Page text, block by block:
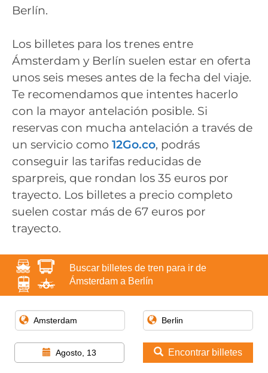
Berlín.
Los billetes para los trenes entre
Ámsterdam y Berlín suelen estar en oferta
unos seis meses antes de la fecha del viaje.
Te recomendamos que intentes hacerlo
con la mayor antelación posible. Si
reservas con mucha antelación a través de
un servicio como 12Go.co, podrás
conseguir las tarifas reducidas de
sparpreis, que rondan los 35 euros por
trayecto. Los billetes a precio completo
suelen costar más de 67 euros por
trayecto.
Buscar billetes de tren para ir de
Ámsterdam a Berlín
Agosto, 13 Encontrar billetes